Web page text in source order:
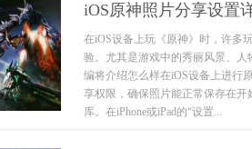
iOS原神照片分享设置
在iOS设备上玩《原神》时，许多
验。尤其是游戏中的秀丽风景、
编将介绍怎么样在iOS设备上进行
享权限，确保照片能正常保存在
库。在iPhone或iPad的“设置...